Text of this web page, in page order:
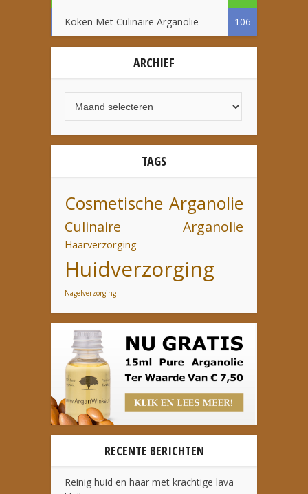
Koken Met Culinaire Arganolie 106
ARCHIEF
TAGS
Cosmetische Arganolie
Culinaire Arganolie
Haarverzorging
Huidverzorging
Nagelverzorging
RECENTE BERICHTEN
Reinig huid en haar met krachtige lava